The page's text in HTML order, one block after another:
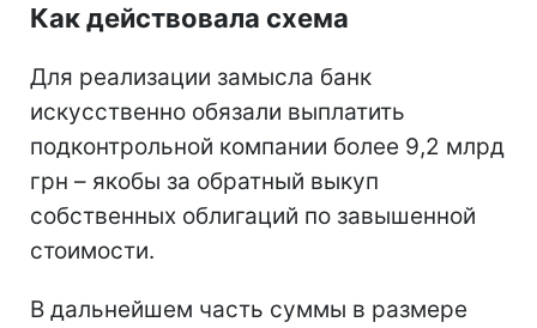
Как действовала схема
Для реализации замысла банк
искусственно обязали выплатить
подконтрольной компании более 9,2 млрд
грн – якобы за обратный выкуп
собственных облигаций по завышенной
стоимости.
В дальнейшем часть суммы в размере